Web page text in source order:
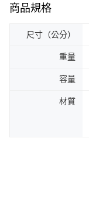
商品規格
尺寸（公分）
重量
容量
材質